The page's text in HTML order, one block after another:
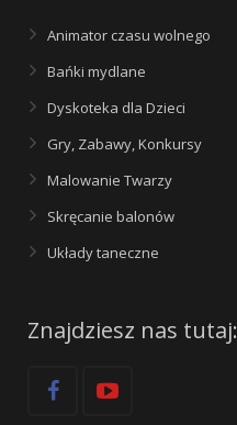
Animator czasu wolnego
Bańki mydlane
Dyskoteka dla Dzieci
Gry, Zabawy, Konkursy
Malowanie Twarzy
Skręcanie balonów
Układy taneczne
Znajdziesz nas tutaj: